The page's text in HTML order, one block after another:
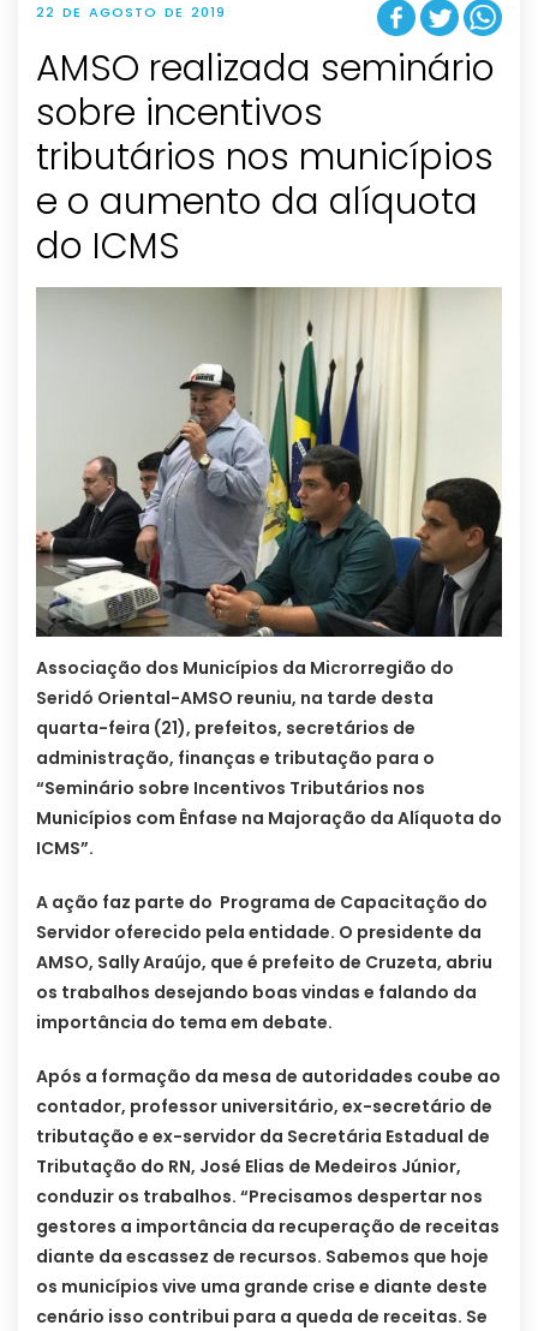
22 DE AGOSTO DE 2019
AMSO realizada seminário
sobre incentivos
tributários nos municípios
e o aumento da alíquota
do ICMS
Associação dos Municípios da Microrregião do
Seridó Oriental-AMSO reuniu, na tarde desta
quarta-feira (21), prefeitos, secretários de
administração, finanças e tributação para o
“Seminário sobre Incentivos Tributários nos
Municípios com Ênfase na Majoração da Alíquota do
ICMS”.
A ação faz parte do Programa de Capacitação do
Servidor oferecido pela entidade. O presidente da
AMSO, Sally Araújo, que é prefeito de Cruzeta, abriu
os trabalhos desejando boas vindas e falando da
importância do tema em debate.
Após a formação da mesa de autoridades coube ao
contador, professor universitário, ex-secretário de
tributação e ex-servidor da Secretária Estadual de
Tributação do RN, José Elias de Medeiros Júnior,
conduzir os trabalhos. “Precisamos despertar nos
gestores a importância da recuperação de receitas
diante da escassez de recursos. Sabemos que hoje
os municípios vive uma grande crise e diante deste
cenário isso contribui para a queda de receitas. Se